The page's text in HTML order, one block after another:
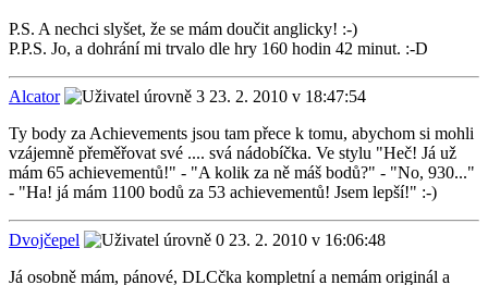
P.S. A nechci slyšet, že se mám doučit anglicky! :-)
P.P.S. Jo, a dohrání mi trvalo dle hry 160 hodin 42 minut. :-D
Alcator
23. 2. 2010 v 18:47:54
Ty body za Achievements jsou tam přece k tomu, abychom si mohli
vzájemně přeměřovat své .... svá nádobíčka. Ve stylu "Heč! Já už
mám 65 achievementů!" - "A kolik za ně máš bodů?" - "No, 930..."
- "Ha! já mám 1100 bodů za 53 achievementů! Jsem lepší!" :-)
Dvojčepel
23. 2. 2010 v 16:06:48
Já osobně mám, pánové, DLCčka kompletní a nemám originál a